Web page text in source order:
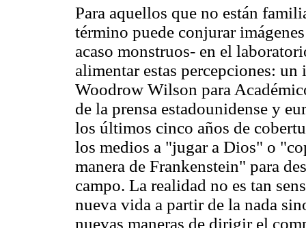
Para aquellos que no están
término puede conjurar
acaso monstruos- en el
alimentar estas percepciones:
Woodrow Wilson para
de la prensa estadounidense y
los últimos cinco años de
los medios a "jugar a Dios" o
manera de Frankenstein" para
campo. La realidad no es tan
nueva vida a partir de la nada
nuevas maneras de dirigir el